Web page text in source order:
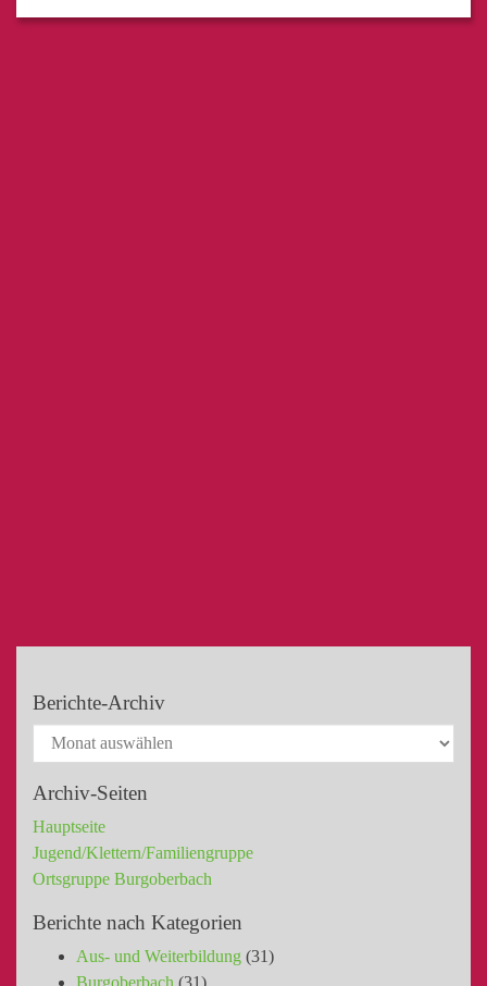
Berichte-Archiv
Archiv-Seiten
Hauptseite
Jugend/Klettern/Familiengruppe
Ortsgruppe Burgoberbach
Berichte nach Kategorien
Aus- und Weiterbildung (31)
Burgoberbach (31)